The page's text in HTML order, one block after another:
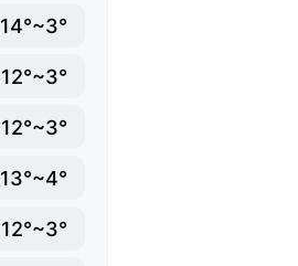
14°~3°
12°~3°
12°~3°
13°~4°
12°~3°